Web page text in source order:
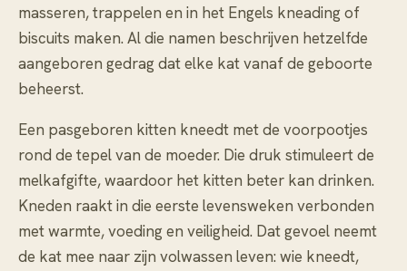
masseren, trappelen en in het Engels kneading of
biscuits maken. Al die namen beschrijven hetzelfde
aangeboren gedrag dat elke kat vanaf de geboorte
beheerst.
Een pasgeboren kitten kneedt met de voorpootjes
rond de tepel van de moeder. Die druk stimuleert de
melkafgifte, waardoor het kitten beter kan drinken.
Kneden raakt in die eerste levensweken verbonden
met warmte, voeding en veiligheid. Dat gevoel neemt
de kat mee naar zijn volwassen leven: wie kneedt,